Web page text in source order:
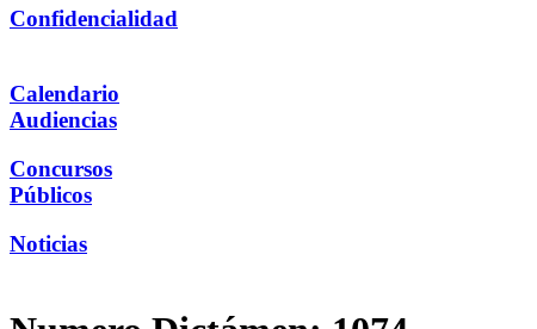
Confidencialidad
Calendario
Audiencias
Concursos
Públicos
Noticias